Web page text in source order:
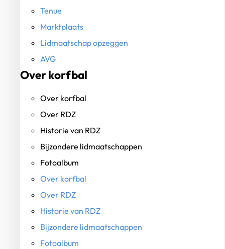
Tenue
Marktplaats
Lidmaatschap opzeggen
AVG
Over korfbal
Over korfbal
Over RDZ
Historie van RDZ
Bijzondere lidmaatschappen
Fotoalbum
Over korfbal
Over RDZ
Historie van RDZ
Bijzondere lidmaatschappen
Fotoalbum